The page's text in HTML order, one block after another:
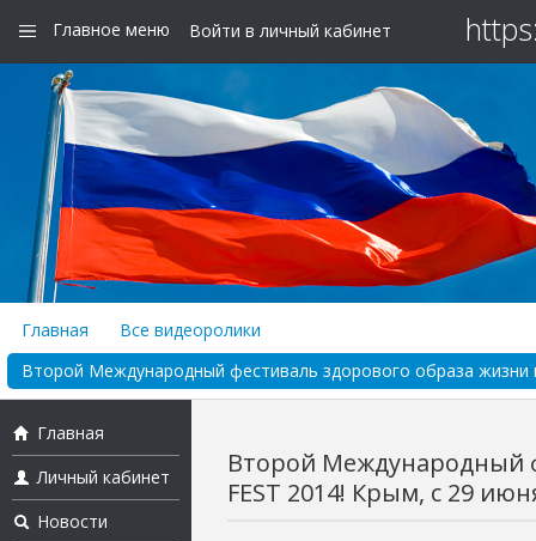
Главное меню Войти в личный кабинет
Главная
Все видеоролики
Второй Международный фестиваль здорового образа жизни
Главная
Личный кабинет
Новости
Второй Международный
FEST 2014! Крым, с 29